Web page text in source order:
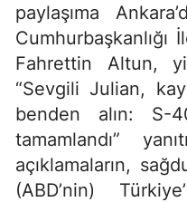
paylaşıma
Cumhurbaşkanlığı
Fahrettin Altun,
“Sevgili Julian,
benden alın: S-
tamamlandı”
açıklamaların,
(ABD’nin)